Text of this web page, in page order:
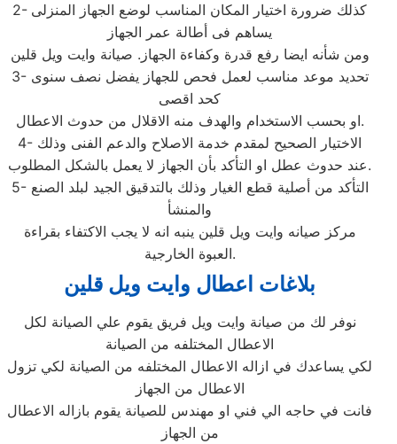
2- كذلك ضرورة اختيار المكان المناسب لوضع الجهاز المنزلى
يساهم فى أطالة عمر الجهاز
ومن شأنه ايضا رفع قدرة وكفاءة الجهاز. صيانة وايت ويل قلين
3- تحديد موعد مناسب لعمل فحص للجهاز يفضل نصف سنوى
كحد اقصى
او بحسب الاستخدام والهدف منه الاقلال من حدوث الاعطال.
4- الاختيار الصحيح لمقدم خدمة الاصلاح والدعم الفنى وذلك
عند حدوث عطل او التأكد بأن الجهاز لا يعمل بالشكل المطلوب.
5- التأكد من أصلية قطع الغيار وذلك بالتدقيق الجيد لبلد الصنع
والمنشأ
مركز صيانه وايت ويل قلين ينبه انه لا يجب الاكتفاء بقراءة
العبوة الخارجية.
بلاغات اعطال وايت ويل قلين
نوفر لك من صيانة وايت ويل فريق يقوم علي الصيانة لكل
الاعطال المختلفه من الصيانة
لكي يساعدك في ازاله الاعطال المختلفه من الصيانة لكي تزول
الاعطال من الجهاز
فانت في حاجه الي فني او مهندس للصيانة يقوم بازاله الاعطال
من الجهاز